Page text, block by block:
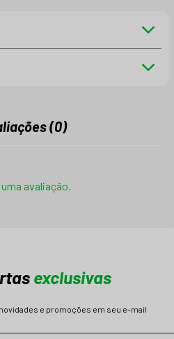
(0)
avaliação.
exclusivas
e promoções em seu e-mail